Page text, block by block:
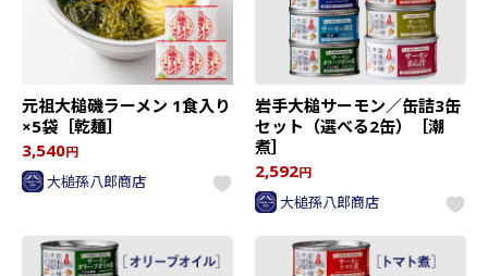
元祖大槌磯ラーメン 1食入り
×5袋［乾麺］
3,540円
大槌孫八郎商店
岩手大槌サーモン／缶詰3缶
セット（選べる2缶）［潮
煮］
2,592円
大槌孫八郎商店